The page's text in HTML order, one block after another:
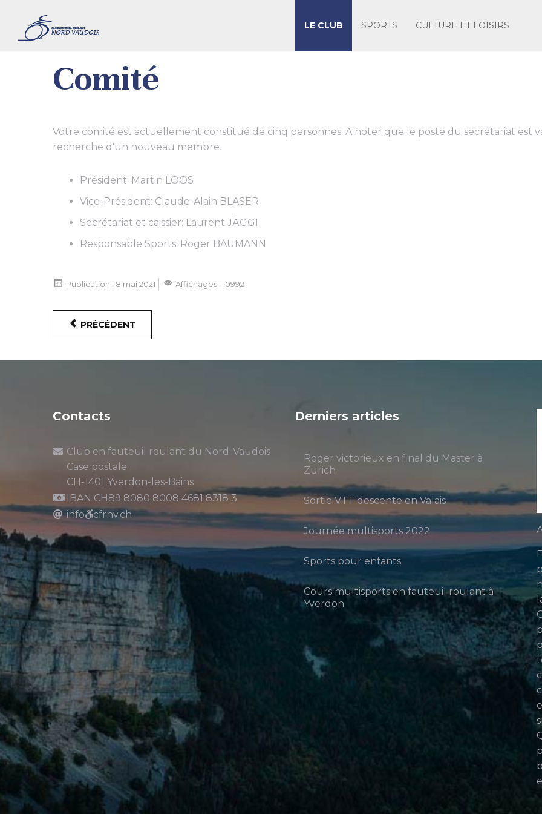
LE CLUB SPORTS CULTURE ET LOISIRS
Comité
Votre comité est actuellement constitué de cinq personnes. A noter que le poste du secrétariat est
recherche d'un nouveau membre.
Président: Martin LOOS
Vice-Président: Claude-Alain BLASER
Secrétariat et caissier: Laurent JÄGGI
Responsable Sports: Roger BAUMANN
Publication : 8 mai 2021 Affichages : 10992
PRÉCÉDENT
Contacts
Club en fauteuil roulant du Nord-Vaudois
Case postale
CH-1401 Yverdon-les-Bains
IBAN CH89 8080 8008 4681 8318 3
info
cfrnv.ch
Derniers articles
Roger victorieux en final du Master à
Zurich
Sortie VTT descente en Valais
Journée multisports 2022
Sports pour enfants
Cours multisports en fauteuil roulant à
Yverdon